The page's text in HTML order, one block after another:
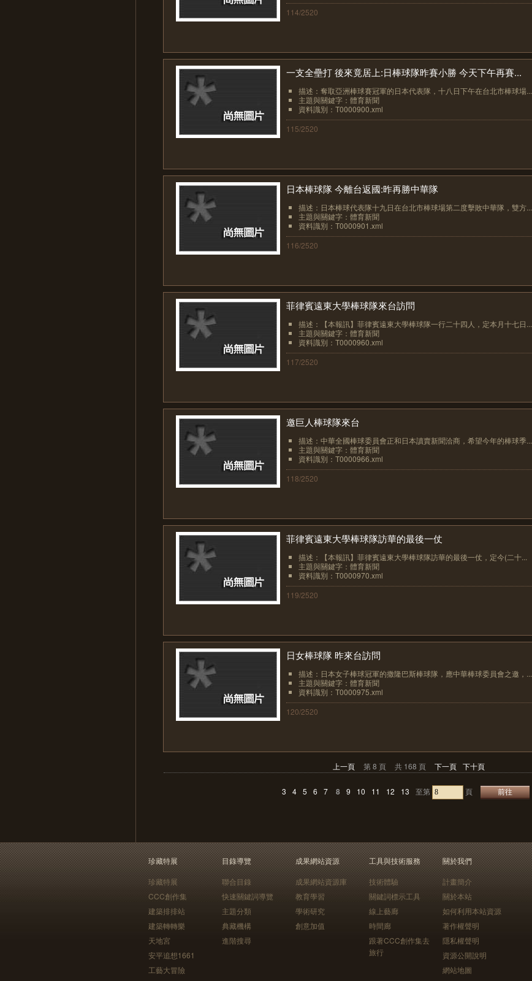
114/2520
一支全壘打 後來竟居上:日棒球隊昨賽小勝 今天下午再賽...
描述：奪取亞洲棒球賽冠軍的日本代表隊，十八日下午在台北市棒球場...
主題與關鍵字：體育新聞
資料識別：T0000900.xml
115/2520
日本棒球隊 今離台返國:昨再勝中華隊
描述：日本棒球代表隊十九日在台北市棒球場第二度擊敗中華隊，雙方...
主題與關鍵字：體育新聞
資料識別：T0000901.xml
116/2520
菲律賓遠東大學棒球隊來台訪問
描述：【本報訊】菲律賓遠東大學棒球隊一行二十四人，定本月十七日...
主題與關鍵字：體育新聞
資料識別：T0000960.xml
117/2520
邀巨人棒球隊來台
描述：中華全國棒球委員會正和日本讀賣新聞洽商，希望今年的棒球季...
主題與關鍵字：體育新聞
資料識別：T0000966.xml
118/2520
菲律賓遠東大學棒球隊訪華的最後一仗
描述：【本報訊】菲律賓遠東大學棒球隊訪華的最後一仗，定今(二十...
主題與關鍵字：體育新聞
資料識別：T0000970.xml
119/2520
日女棒球隊 昨來台訪問
描述：日本女子棒球冠軍的撒隆巴斯棒球隊，應中華棒球委員會之邀，...
主題與關鍵字：體育新聞
資料識別：T0000975.xml
120/2520
上一頁 第 8 頁 共 168 頁 下一頁 下十頁
3 4 5 6 7 8 9 10 11 12 13 至第 頁
珍藏特展
珍藏特展
CCC創作集
建築排排站
建築轉轉樂
天地宮
安平追想1661
工藝大冒險
目錄導覽
聯合目錄
快速關鍵詞導覽
主題分類
典藏機構
進階搜尋
成果網站資源
成果網站資源庫
教育學習
學術研究
創意加值
工具與技術服務
技術體驗
關鍵詞標示工具
線上藝廊
時間廊
跟著CCC創作集去
旅行
關於我們
計畫簡介
關於本站
如何利用本站資源
著作權聲明
隱私權聲明
資源公開說明
網站地圖